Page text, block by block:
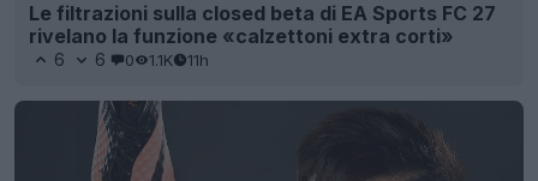
Le filtrazioni sulla closed beta di EA Sports FC 27
rivelano la funzione «calzettoni extra corti»
6 6 0 1.1K 11h